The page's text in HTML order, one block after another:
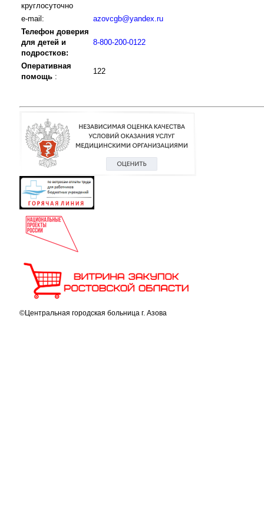
круглосуточно
e-mail:
azovcgb@yandex.ru
Телефон доверия
для детей и
подростков:
8-800-200-0122
Оперативная
помощь :
122
©Центральная городская больница г. Азова